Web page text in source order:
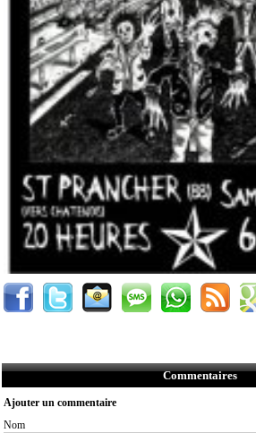
Commentaires
Ajouter un commentaire
Nom